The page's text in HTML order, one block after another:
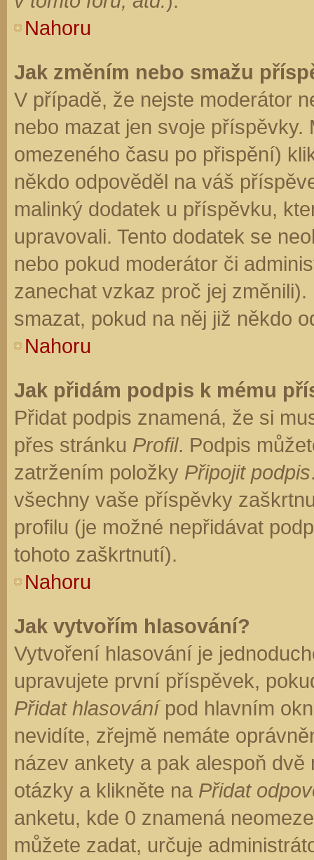
Nahoru
Jak změním nebo smažu
V případě, že nejste moderátor
nebo mazat jen svoje
omezeného času po přispění)
někdo odpověděl na váš
malinký dodatek u příspěvku,
upravovali. Tento dodatek se
nebo pokud moderátor či
zanechat vzkaz proč jej
smazat, pokud na něj již někdo
Nahoru
Jak přidám podpis k mému
Přidat podpis znamená, že si
přes stránku Profil. Podpis
zatržením položky Připojit podpis
všechny vaše příspěvky
profilu (je možné nepřidávat
tohoto zaškrtnutí).
Nahoru
Jak vytvořím hlasování?
Vytvoření hlasování je
upravujete první příspěvek,
Přidat hlasovánípod hlavním
nevidíte, zřejmě nemáte
název ankety a pak alespoň
otázky a klikněte na Přidat
anketu, kde 0 znamená
můžete zadat, určuje